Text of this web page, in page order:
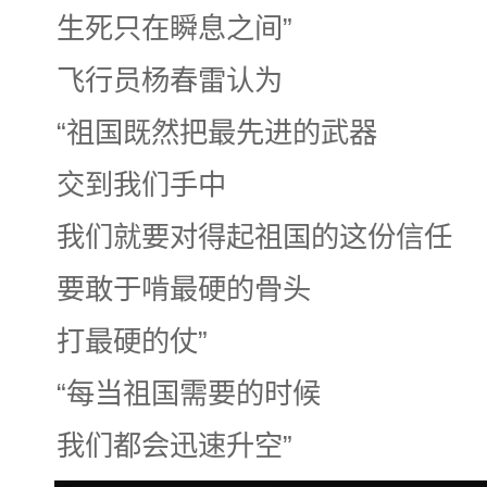
生死只在瞬息之间”
飞行员杨春雷认为
“祖国既然把最先进的武器
交到我们手中
我们就要对得起祖国的这份信任
要敢于啃最硬的骨头
打最硬的仗”
“每当祖国需要的时候
我们都会迅速升空”